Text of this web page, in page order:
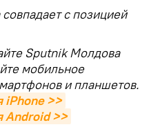
с позицией
Sputnik Молдова
мобильное
и планшетов.
iPhone >>
Android >>